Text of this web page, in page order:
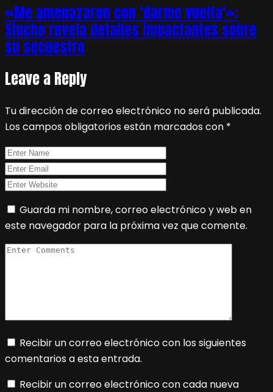
«Me amenazaron con ‘darme vuelta'»:
Siucho revela detalles impactantes sobre
su secuestro
Leave a Reply
Tu dirección de correo electrónico no será publicada.
Los campos obligatorios están marcados con *
Guarda mi nombre, correo electrónico y web en
este navegador para la próxima vez que comente.
Recibir un correo electrónico con los siguientes
comentarios a esta entrada.
Recibir un correo electrónico con cada nueva